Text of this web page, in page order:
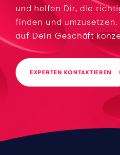
und helfen Dir, die
finden und
auf Dein Geschäft
EXPERTEN KONTAKTIEREN